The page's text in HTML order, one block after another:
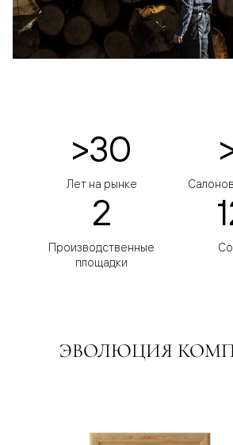
>30
Лет на рынке
2
Производственные
площадки
ЭВОЛЮЦИЯ